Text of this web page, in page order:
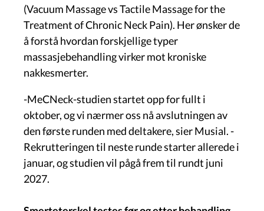
(Vacuum Massage vs Tactile Massage for the
Treatment of Chronic Neck Pain). Her ønsker de
å forstå hvordan forskjellige typer
massasjebehandling virker mot kroniske
nakkesmerter.
-MeCNeck-studien startet opp for fullt i
oktober, og vi nærmer oss nå avslutningen av
den første runden med deltakere, sier Musial. -
Rekrutteringen til neste runde starter allerede i
januar, og studien vil pågå frem til rundt juni
2027.